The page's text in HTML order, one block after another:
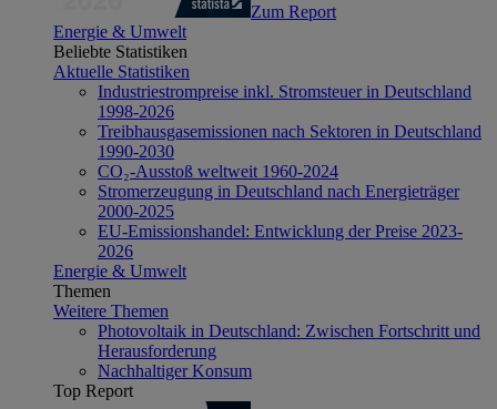
Zum Report
Energie & Umwelt
Beliebte Statistiken
Aktuelle Statistiken
Industriestrompreise inkl. Stromsteuer in Deutschland
1998-2026
Treibhausgasemissionen nach Sektoren in Deutschland
1990-2030
CO₂-Ausstoß weltweit 1960-2024
Stromerzeugung in Deutschland nach Energieträger
2000-2025
EU-Emissionshandel: Entwicklung der Preise 2023-
2026
Energie & Umwelt
Themen
Weitere Themen
Photovoltaik in Deutschland: Zwischen Fortschritt und
Herausforderung
Nachhaltiger Konsum
Top Report